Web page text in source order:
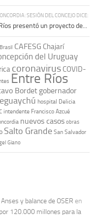
SESIÓN DEL CONCEJO DICE:
presentó un proyecto de...
Brasil CAFESG Chajarí
del Uruguay
coronavirus COVID-
Entre Ríos
Bordet gobernador
hospital Delicia
intendente Francisco Azcué
nuevos casos obras
Salto Grande San Salvador
Giano
y balance de OSER en
120.000 millones para la